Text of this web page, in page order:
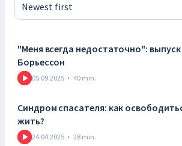
Newest first
"Меня всегда недостаточно":
Борьессон
05.09.2025 · 40 min.
Синдром спасателя: как
жить?
24.04.2025 · 28 min.